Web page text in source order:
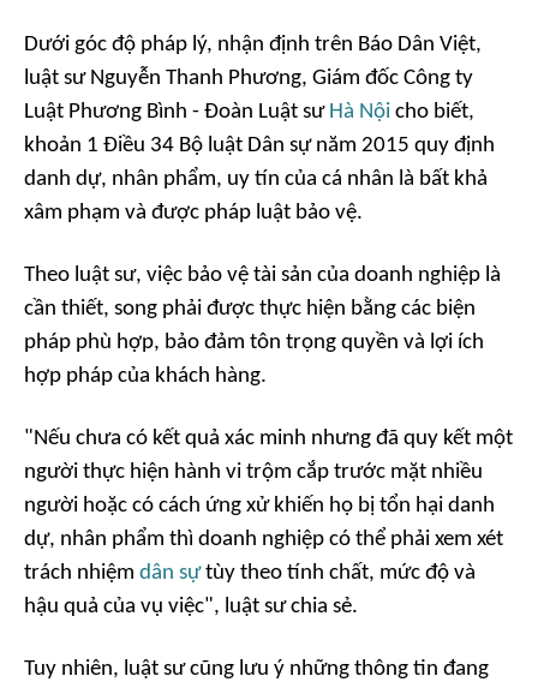
Dưới góc độ pháp lý, nhận định trên Báo Dân Việt,
luật sư Nguyễn Thanh Phương, Giám đốc Công ty
Luật Phương Bình - Đoàn Luật sư Hà Nội cho biết,
khoản 1 Điều 34 Bộ luật Dân sự năm 2015 quy định
danh dự, nhân phẩm, uy tín của cá nhân là bất khả
xâm phạm và được pháp luật bảo vệ.
Theo luật sư, việc bảo vệ tài sản của doanh nghiệp là
cần thiết, song phải được thực hiện bằng các biện
pháp phù hợp, bảo đảm tôn trọng quyền và lợi ích
hợp pháp của khách hàng.
"Nếu chưa có kết quả xác minh nhưng đã quy kết một
người thực hiện hành vi trộm cắp trước mặt nhiều
người hoặc có cách ứng xử khiến họ bị tổn hại danh
dự, nhân phẩm thì doanh nghiệp có thể phải xem xét
trách nhiệm dân sựtùy theo tính chất, mức độ và
hậu quả của vụ việc", luật sư chia sẻ.
Tuy nhiên, luật sư cũng lưu ý những thông tin đang